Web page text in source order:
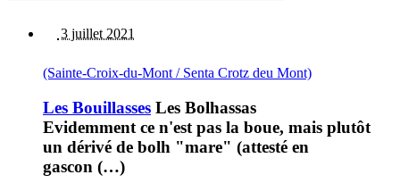
3 juillet 2021
(Sainte-Croix-du-Mont / Senta Crotz deu Mont)
Les Bouillasses Les Bolhassas
Evidemment ce n'est pas la boue, mais plutôt
un dérivé de bolh "mare" (attesté en
gascon (…)